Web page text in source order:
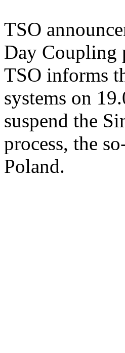
TSO
Day Coupling
TSO informs
systems on
suspend the
process, the
Poland.